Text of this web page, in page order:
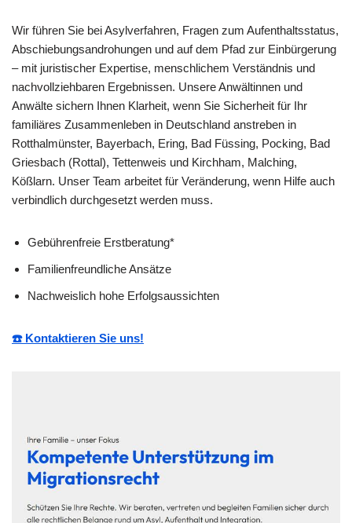
Wir führen Sie bei Asylverfahren, Fragen zum Aufenthaltsstatus,
Abschiebungsandrohungen und auf dem Pfad zur Einbürgerung
– mit juristischer Expertise, menschlichem Verständnis und
nachvollziehbaren Ergebnissen. Unsere Anwältinnen und
Anwälte sichern Ihnen Klarheit, wenn Sie Sicherheit für Ihr
familiäres Zusammenleben in Deutschland anstreben in
Rotthalmünster, Bayerbach, Ering, Bad Füssing, Pocking, Bad
Griesbach (Rottal), Tettenweis und Kirchham, Malching,
Kößlarn. Unser Team arbeitet für Veränderung, wenn Hilfe auch
verbindlich durchgesetzt werden muss.
Gebührenfreie Erstberatung*
Familienfreundliche Ansätze
Nachweislich hohe Erfolgsaussichten
☎️ Kontaktieren Sie uns!